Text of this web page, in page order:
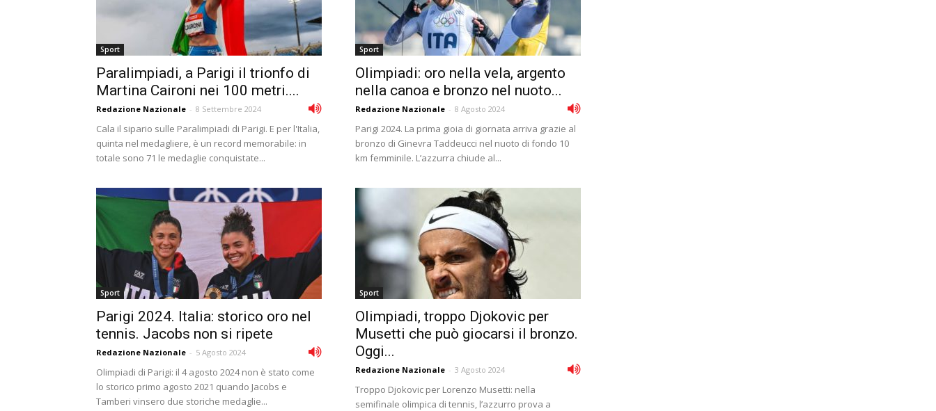
Sport
Paralimpiadi, a Parigi il trionfo di
Martina Caironi nei 100 metri....
Redazione Nazionale - 8 Settembre 2024
Cala il sipario sulle Paralimpiadi di Parigi. E per l'Italia,
quinta nel medagliere, è un record memorabile: in
totale sono 71 le medaglie conquistate...
Sport
Olimpiadi: oro nella vela, argento
nella canoa e bronzo nel nuoto...
Redazione Nazionale - 8 Agosto 2024
Parigi 2024. La prima gioia di giornata arriva grazie al
bronzo di Ginevra Taddeucci nel nuoto di fondo 10
km femminile. L’azzurra chiude al...
Sport
Parigi 2024. Italia: storico oro nel
tennis. Jacobs non si ripete
Redazione Nazionale - 5 Agosto 2024
Olimpiadi di Parigi: il 4 agosto 2024 non è stato come
lo storico primo agosto 2021 quando Jacobs e
Tamberi vinsero due storiche medaglie...
Sport
Olimpiadi, troppo Djokovic per
Musetti che può giocarsi il bronzo.
Oggi...
Redazione Nazionale - 3 Agosto 2024
Troppo Djokovic per Lorenzo Musetti: nella
semifinale olimpica di tennis, l’azzurro prova a